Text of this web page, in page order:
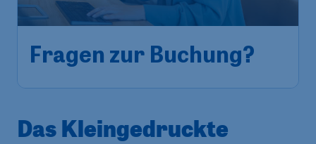
Fragen zur Buchung?
Das Kleingedruckte